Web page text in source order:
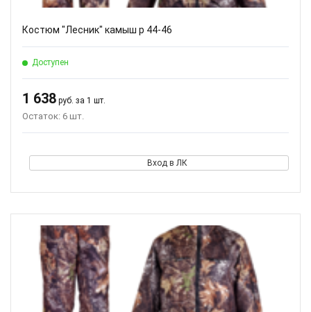
Костюм "Лесник" камыш р 44-46
Доступен
1 638 руб. за 1 шт.
Остаток: 6 шт.
Вход в ЛК